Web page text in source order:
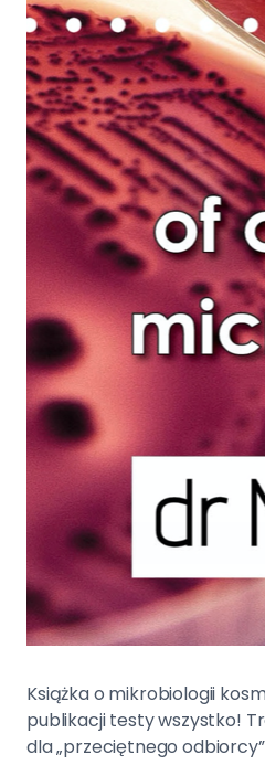
Książka o mikrobiologii
publikacji testy wszystko!
dla „przeciętnego